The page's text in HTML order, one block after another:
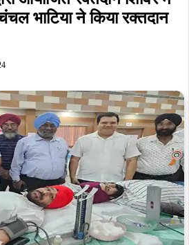
कार्यकर्ता चंचल भाटिया ने आज
समाजसेवी स्व. एस. डी. सिंह की
परिसर सिदगोड़ा में आयोजित रक्तदान
किया और रक्तदाताओं को सम्मानित कर